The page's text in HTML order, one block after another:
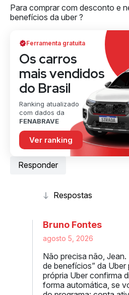
Para comprar com desconto e
benefícios da uber ?
Ferramenta gratuita
Os carros
mais vendidos
do Brasil
Ranking atualizado
com dados da
FENABRAVE
Ver ranking
Responder
Bruno Fontes
agosto 5, 2026
Não precisa não,
de benefícios” da Uber
própria Uber confirma
forma automática, se